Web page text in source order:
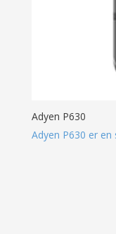
Adyen P630
Adyen P630 er